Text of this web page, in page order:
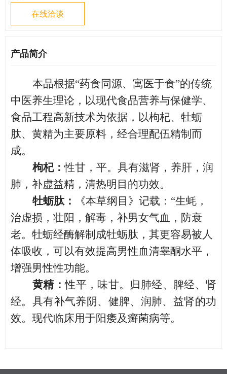
在线洽谈
产品简介
本品根据“药食同源、寓医于食”的传统
中医养生理论，以现代食品营养与保健学、
食品工程高新技术为依据， 以枸杞、牡蛎
肽、黄精为主要原料，经合理配伍精制而
成。
枸杞：性甘，平。具有滋肾， 养肝 ，润
肺，补虚益精，清热明目的功效。
牡蛎肽：
《本草纲目》记载： “生蚝 ，
治虚损，壮阳，解毒，补男女气血，防衰
老。牡蛎经酶解制成牡蛎肽，其更容易被人
体吸收，可以有效提高男性血清睾酮水平，
增强男性性功能。
黄精：性平，味甘。归 肺经、 脾经、 肾
经。具有补气养阴、健脾、润肺、益肾的功
效。现代临床用于阳痿及癣菌病等。